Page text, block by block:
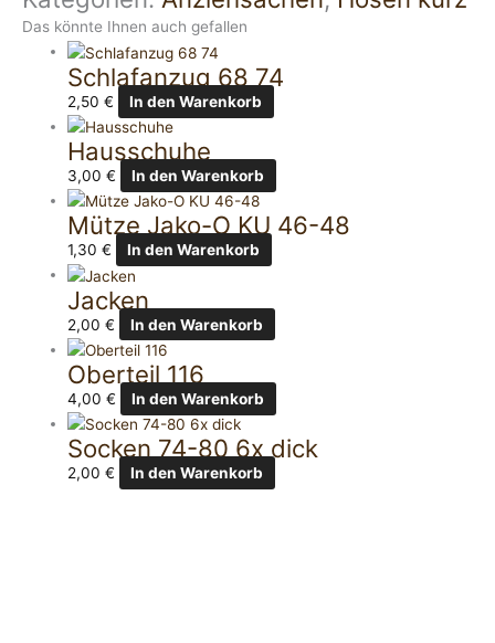
Das könnte Ihnen auch gefallen
Schlafanzug 68 74
2,50€ In den Warenkorb
Hausschuhe
3,00€ In den Warenkorb
Mütze Jako-O KU 46-48
1,30€ In den Warenkorb
Jacken
2,00€ In den Warenkorb
Oberteil 116
4,00€ In den Warenkorb
Socken 74-80 6x dick
2,00€ In den Warenkorb